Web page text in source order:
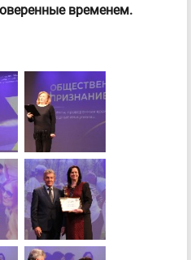
временем.